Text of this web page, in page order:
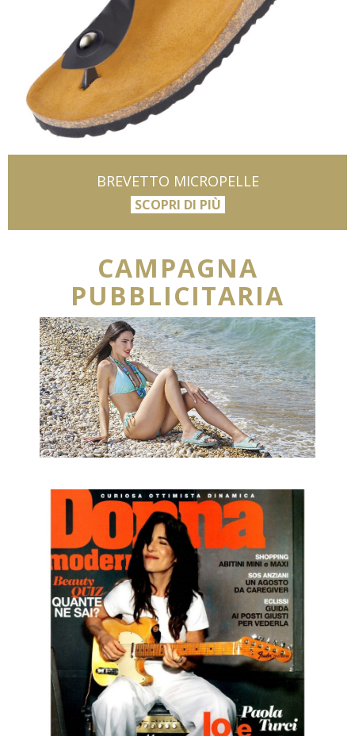
BREVETTO MICROPELLE
SCOPRI DI PIÙ
CAMPAGNA
PUBBLICITARIA